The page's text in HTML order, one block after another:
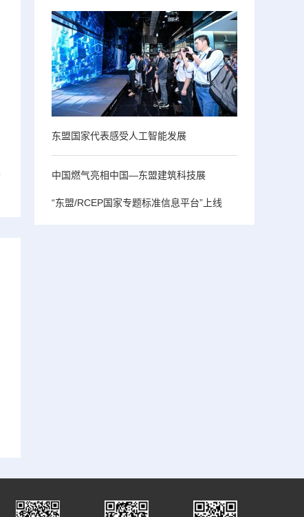
东盟国家代表感受人工智能发展
中国燃气亮相中国—东盟建筑科技展
“东盟/RCEP国家专题标准信息平台”上线